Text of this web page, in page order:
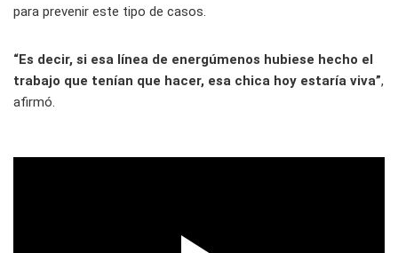
para prevenir este tipo de casos.
“Es decir, si esa línea de energúmenos hubiese hecho el
trabajo que tenían que hacer, esa chica hoy estaría viva”,
afirmó.